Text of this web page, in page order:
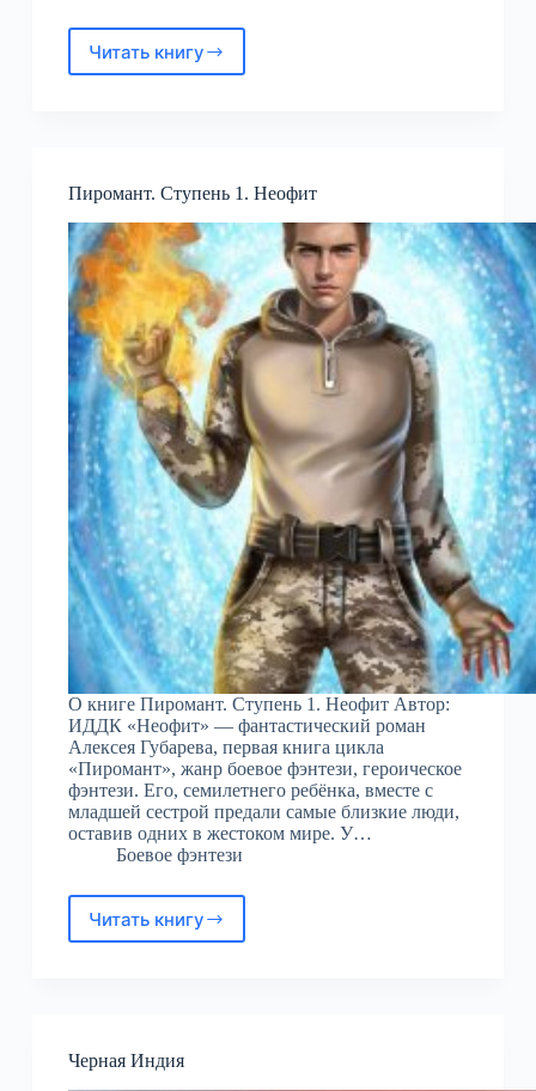
Читать книгу
Небесный
Пиромант. Ступень 1. Неофит
О книге Пиромант. Ступень 1. Неофит Автор:
ИДДК «Неофит» — фантастический роман
Алексея Губарева, первая книга цикла
«Пиромант», жанр боевое фэнтези, героическое
фэнтези. Его, семилетнего ребёнка, вместе с
младшей сестрой предали самые близкие люди,
оставив одних в жестоком мире. У…
Боевое фэнтези
Читать книгу
Пиромант.
Черная Индия